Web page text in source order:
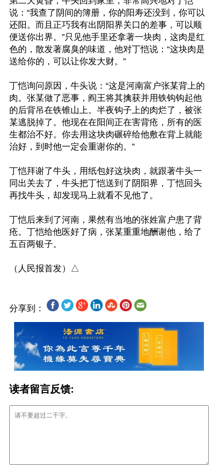
说：“我查了阴间的簿册，你的阳寿还没到，你可以
还阳。而且正巧我有出阴阳界关口的差事，可以顺
便送你出界。”只见他手里还拿著一块肉，这肉是红
色的，散发著腐臭的味道，他对丁恺说：“这块肉是
送给你的，可以让你发大财。”
丁恺询问原因，牛头说：“这是河南富户张某背上的
肉。张某做了恶事，阎王将其擒获并用铁钩钩起他
的后背吊在铁锥山上。半夜钩子上的肉烂了，被张
某逃脱掉了。他现在在阳间正在害背疮，所有的医
生都治不好。你去用这块肉碾碎给他敷在背上就能
治好，到时他一定会重谢你的。”
丁恺拜谢了牛头，用纸包好这块肉，就跟著牛头一
同出关去了，牛头把丁恺送到了阴阳界，丁恺回头
再找牛头，却发现马上就看不见他了。
丁恺后来到了河南，果然有当地的张姓富户患了背
疮。丁恺给他医好了病，张某重重地酬谢他，给了
五百两银子。
分享到：
读者留言反馈: